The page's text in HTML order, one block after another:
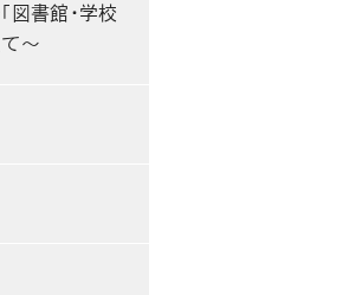
書館・学校
～